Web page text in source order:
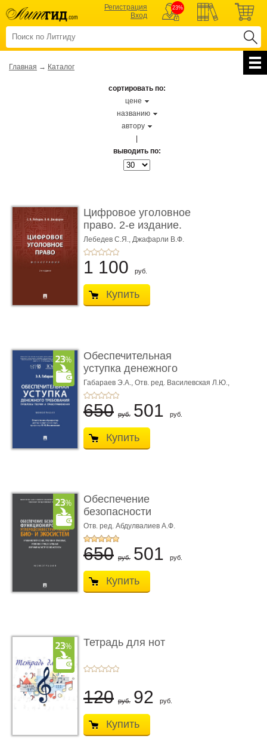
Регистрация
Вход
23%
Главная → Каталог
сортировать по:
цене
названию
автору
выводить по:
Цифровое уголовное
право. 2-е издание.
Монограф ...
Лебедев С.Я., Джафарли В.Ф.
1 100 руб.
Купить
Обеспечительная
уступка денежного
требования ...
Габараев Э.А., Отв. ред. Василевская Л.Ю.,
вступ. сл. Каретина М.Г.
650 руб. 501 руб.
Купить
Обеспечение
безопасности
функционирования уг
...
Отв. ред. Абдулвалиев А.Ф.
650 руб. 501 руб.
Купить
Тетрадь для нот
120 руб. 92 руб.
Купить